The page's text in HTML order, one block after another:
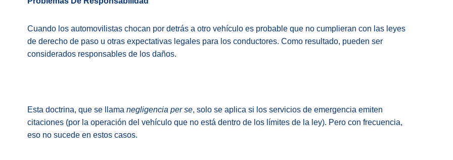
Cuando los automovilistas chocan por detrás a otro vehículo es probable que no cumplieran con las leyes
de derecho de paso u otras expectativas legales para los conductores. Como resultado, pueden ser
considerados responsables de los daños.
Esta doctrina, que se llama negligencia per se, solo se aplica si los servicios de emergencia emiten
citaciones (por la operación del vehículo que no está dentro de los límites de la ley). Pero con frecuencia,
eso no sucede en estos casos.